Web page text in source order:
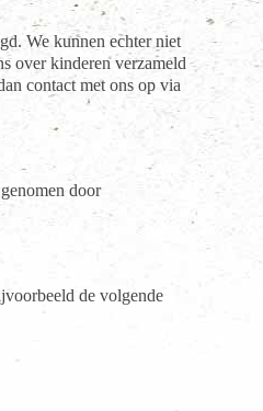
We kunnen echter niet
over kinderen verzameld
contact met ons op via
door
de volgende